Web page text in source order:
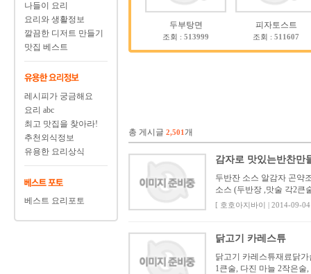
나들이 요리
요리와 생활정보
깔끔한 디저트 만들기
맛집 베스트
레시피가 궁금해요
요리 abc
최고 맛집을 찾아라!
추천외식정보
유용한 요리상식
베스트 요리포토
두부탕면
조회 : 513999
피자토스트
조회 : 511607
총 게시글 2,501개
감자로 맛있는반찬만
두반잔 소스 알감자 곤약
소스 (두반장 ,맛술 각2큰
[ 호호아지바이 | 2014-09-
닭고기 카레스튜
닭고기 카레스튜재료닭
1큰술, 다진 마늘 2작은술